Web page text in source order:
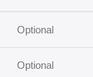
Optional
Optional